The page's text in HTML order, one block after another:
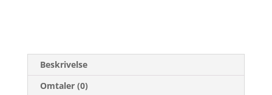
Beskrivelse
Omtaler (0)